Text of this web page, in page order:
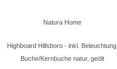
Natura Home
Highboard Hillsboro - inkl. Beleuchtung,
Buche/Kernbuche natur, geölt